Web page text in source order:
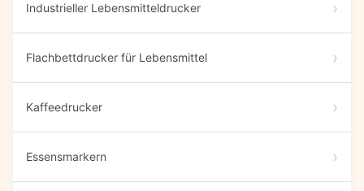
Industrieller Lebensmitteldrucker
Flachbettdrucker für Lebensmittel
Kaffeedrucker
Essensmarkern